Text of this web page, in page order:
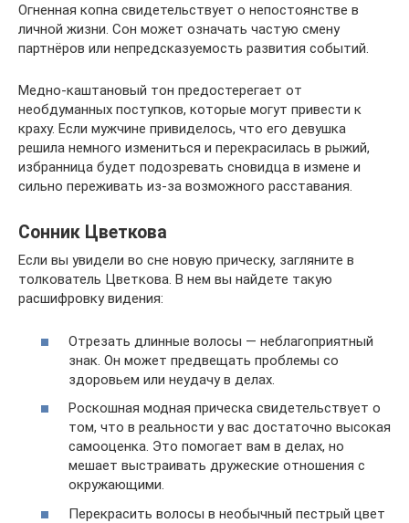
Огненная копна свидетельствует о непостоянстве в
личной жизни. Сон может означать частую смену
партнёров или непредсказуемость развития событий.
Медно-каштановый тон предостерегает от
необдуманных поступков, которые могут привести к
краху. Если мужчине привиделось, что его девушка
решила немного измениться и перекрасилась в рыжий,
избранница будет подозревать сновидца в измене и
сильно переживать из-за возможного расставания.
Сонник Цветкова
Если вы увидели во сне новую прическу, загляните в
толкователь Цветкова. В нем вы найдете такую
расшифровку видения:
Отрезать длинные волосы — неблагоприятный
знак. Он может предвещать проблемы со
здоровьем или неудачу в делах.
Роскошная модная прическа свидетельствует о
том, что в реальности у вас достаточно высокая
самооценка. Это помогает вам в делах, но
мешает выстраивать дружеские отношения с
окружающими.
Перекрасить волосы в необычный пестрый цвет